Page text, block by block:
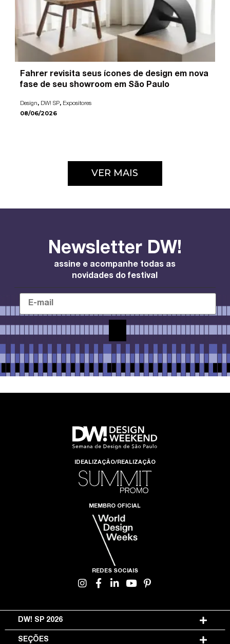
Fahrer revisita seus ícones de design em nova
fase de seu showroom em São Paulo
Design, DW! SP, Expositores
08/06/2026
VER MAIS
Newsletter DW!
assine e acompanhe todas as
novidades do festival
IDEALIZAÇÃO/REALIZAÇÃO
MEMBRO OFICIAL
REDES SOCIAIS
DW! SP 2026
SEÇÕES